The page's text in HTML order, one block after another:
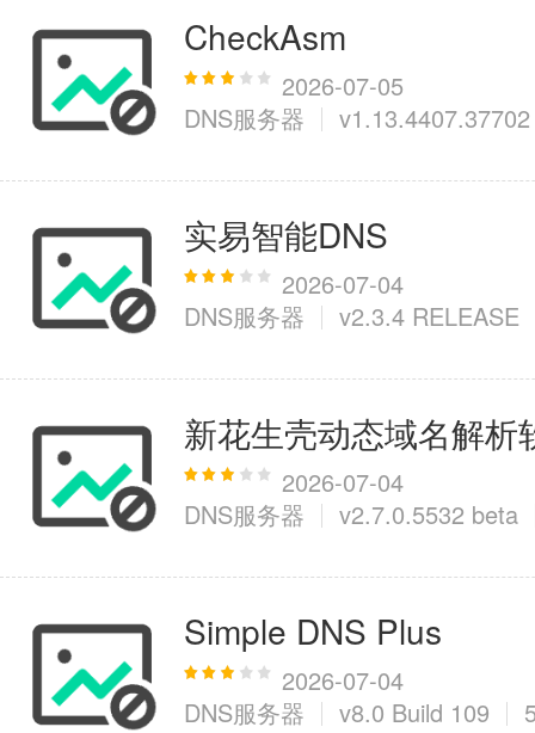
CheckAsm
2026-07-05
DNS服务器
v1.13.4407.37702
实易智能DNS
2026-07-04
DNS服务器
v2.3.4 RELEASE
新花生壳动态域名解析
2026-07-04
DNS服务器
v2.7.0.5532 beta
Simple DNS Plus
2026-07-04
DNS服务器
v8.0 Build 109